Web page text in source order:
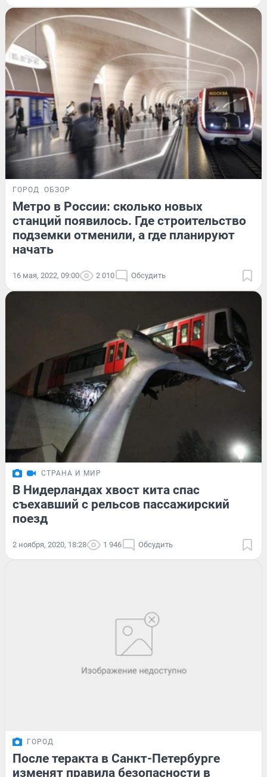
ГОРОД ОБЗОР
Метро в России: сколько новых
станций появилось. Где строительство
подземки отменили, а где планируют
начать
16 мая, 2022, 09:00 2 010 Обсудить
СТРАНА И МИР
В Нидерландах хвост кита спас
съехавший с рельсов пассажирский
поезд
2 ноября, 2020, 18:28 1 946 Обсудить
ГОРОД
После теракта в Санкт-Петербурге
изменят правила безопасности в